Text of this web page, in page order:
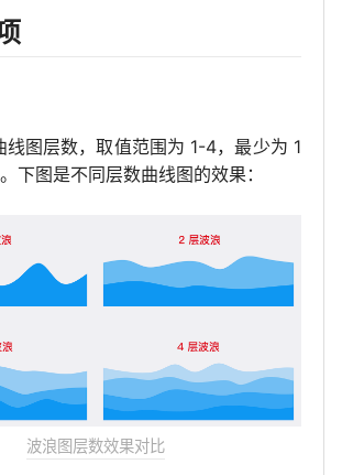
线图层数，取值范围为 1-4，最少为 1
下图是不同层数曲线图的效果：
波浪图层数效果对比